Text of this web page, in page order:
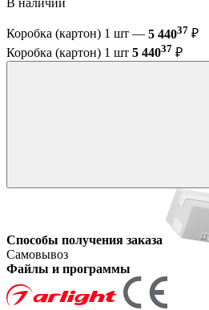
В наличии
Коробка (картон) 1 шт — 5 44037 ₽
Коробка (картон) 1 шт 5 44037 ₽
Способы получения заказа
Самовывоз
Файлы и программы